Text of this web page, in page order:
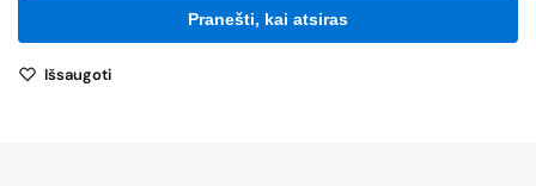
Išsaugoti